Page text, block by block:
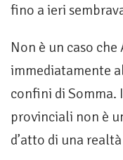
fino a ieri
Non è un caso
immediatamente
confini di
provinciali non è
d’atto di una